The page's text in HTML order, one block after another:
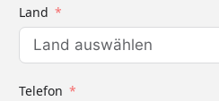
Land
Telefon